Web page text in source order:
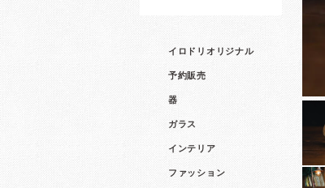
イロドリオリジナル
予約販売
器
ガラス
インテリア
ファッション